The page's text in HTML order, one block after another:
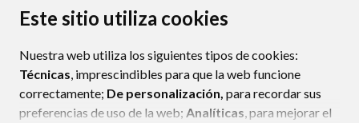
Este sitio utiliza cookies
Nuestra web utiliza los siguientes tipos de cookies:
Técnicas, imprescindibles para que la web funcione
correctamente; De personalización, para recordar sus
preferencias de uso de la web; Analíticas, para mejorar el
PROTECCIÓN DE DATOS
POLÍTICA DE COOKIES
ENLACE EXTERNO AL